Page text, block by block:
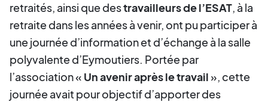
retraités, ainsi que destravailleurs de l’ESAT, à la
retraite dans les années à venir, ont pu participer à
une journée d’information et d’échange à la salle
polyvalente d’Eymoutiers. Portée par
l’association « Un avenir après le travail », cette
journée avait pour objectif d’apporter des